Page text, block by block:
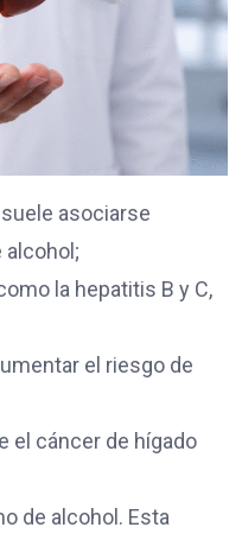
asociarse
alcohol;
la hepatitis B y C,
el riesgo de
el cáncer de hígado
de alcohol. Esta